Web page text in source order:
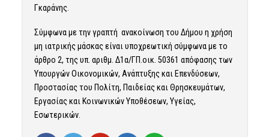
Γκαράνης.
Σύμφωνα με την γραπτή ανακοίνωση του Δήμου η χρήση
μη ιατρικής μάσκας είναι υποχρεωτική σύμφωνα με το
άρθρο 2, της υπ. αριθμ. Δ1α/ΓΠ.οικ. 50361 απόφασης των
Υπουργών Οικονομικών, Ανάπτυξης και Επενδύσεων,
Προστασίας του Πολίτη, Παιδείας και Θρησκευμάτων,
Εργασίας και Κοινωνικών Υποθέσεων, Υγείας,
Εσωτερικών.